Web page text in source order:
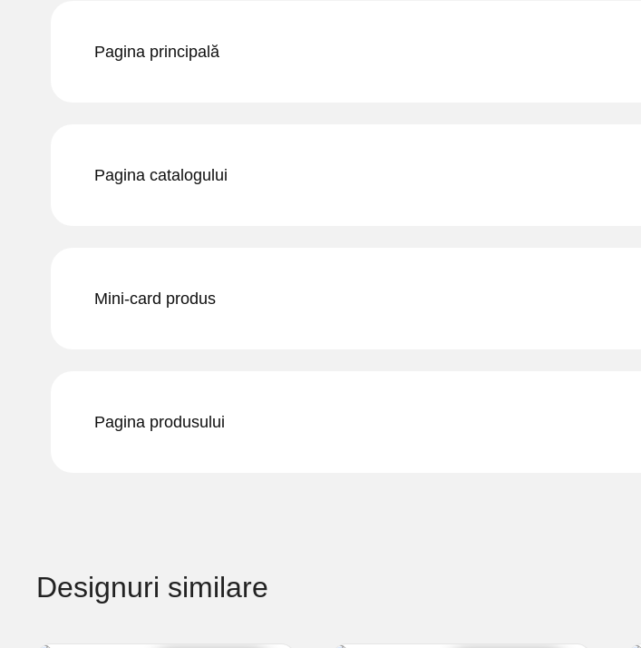
Pagina principală
Pagina catalogului
Mini-card produs
Pagina produsului
Designuri similare